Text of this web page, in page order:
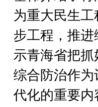
为重大民生
步工程，推
示青海省把
综合防治作
代化的重要内